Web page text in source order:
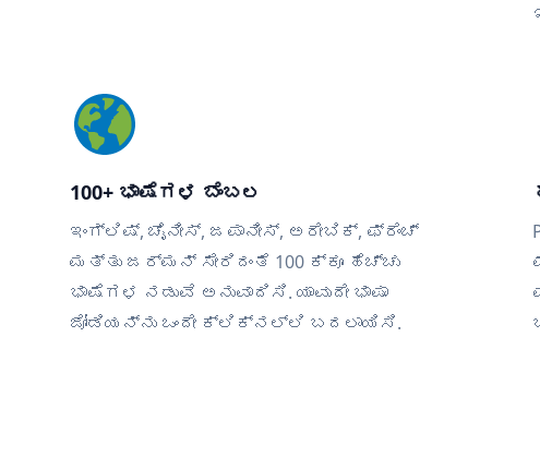
100+ ಭಾಷೆಗಳ ಬೆಂಬಲ
ಇಂಗ್ಲಿಷ್, ಚೈನೀಸ್, ಜಪಾನೀಸ್, ಅರೇಬಿಕ್, ಫ್ರೆಂಚ್
ಮತ್ತು ಜರ್ಮನ್ ಸೇರಿದಂತೆ 100 ಕ್ಕೂ ಹೆಚ್ಚು
ಭಾಷೆಗಳ ನಡುವೆ ಅನುವಾದಿಸಿ. ಯಾವುದೇ ಭಾಷಾ
ಜೋಡಿಯನ್ನು ಒಂದೇ ಕ್ಲಿಕ್‌ನಲ್ಲಿ ಬದಲಾಯಿಸಿ.